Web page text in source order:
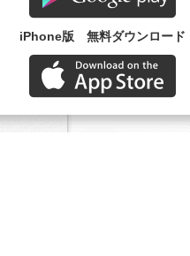
iPhone版 無料ダウンロード